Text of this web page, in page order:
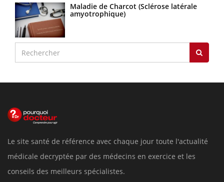
Maladie de Charcot (Sclérose latérale
amyotrophique)
Le site santé de référence avec chaque jour toute l'actualité
médicale decryptée par des médecins en exercice et les
conseils des meilleurs spécialistes.